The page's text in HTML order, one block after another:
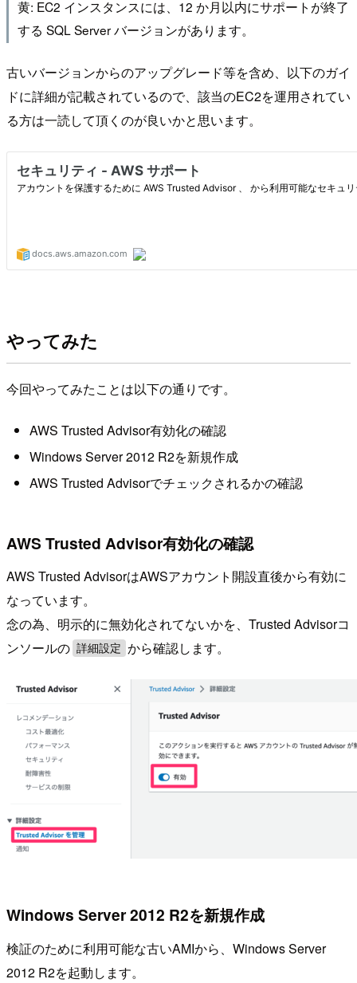
黄: EC2 インスタンスには、12 か月以内にサポートが終了
する SQL Server バージョンがあります。
古いバージョンからのアップグレード等を含め、以下のガイ
ドに詳細が記載されているので、該当のEC2を運用されてい
る方は一読して頂くのが良いかと思います。
やってみた
今回やってみたことは以下の通りです。
AWS Trusted Advisor有効化の確認
Windows Server 2012 R2を新規作成
AWS Trusted Advisorでチェックされるかの確認
AWS Trusted Advisor有効化の確認
AWS Trusted AdvisorはAWSアカウント開設直後から有効に
なっています。
念の為、明示的に無効化されてないかを、Trusted Advisorコ
ンソールの 詳細設定 から確認します。
Windows Server 2012 R2を新規作成
検証のために利用可能な古いAMIから、Windows Server
2012 R2を起動します。